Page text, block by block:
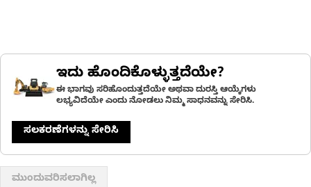
ಇದು ಹೊಂದಿಕೊಳ್ಳುತ್ತದೆಯೇ?
ಈ ಭಾಗವು ಸರಿಹೊಂದುತ್ತದೆಯೇ ಅಥವಾ ದುರಸ್ತಿ ಆಯ್ಕೆಗಳು
ಲಭ್ಯವಿದೆಯೇ ಎಂದು ನೋಡಲು ನಿಮ್ಮ ಸಾಧನವನ್ನು ಸೇರಿಸಿ.
ಸಲಕರಣೆಗಳನ್ನು ಸೇರಿಸಿ
ಮುಂದುವರಿಸಲಾಗಿಲ್ಲ